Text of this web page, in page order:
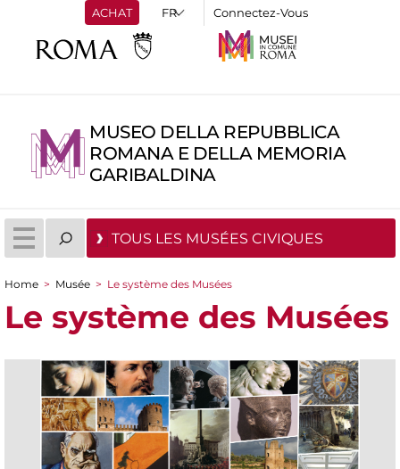
ACHAT Connectez-Vous
MUSEO DELLA REPUBBLICA
ROMANA E DELLA MEMORIA
GARIBALDINA
TOUS LES MUSÉES CIVIQUES
You are here
Home > Musée > Le système des Musées
Le système des Musées